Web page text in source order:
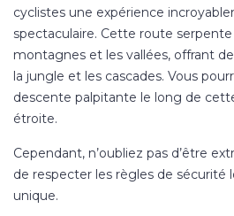
cyclistes une expérience
spectaculaire. Cette route serpente
montagnes et les vallées, offrant
la jungle et les cascades. Vous
descente palpitante le long de
étroite.
Cependant, n’oubliez pas d’être
de respecter les règles de sécurité
unique.